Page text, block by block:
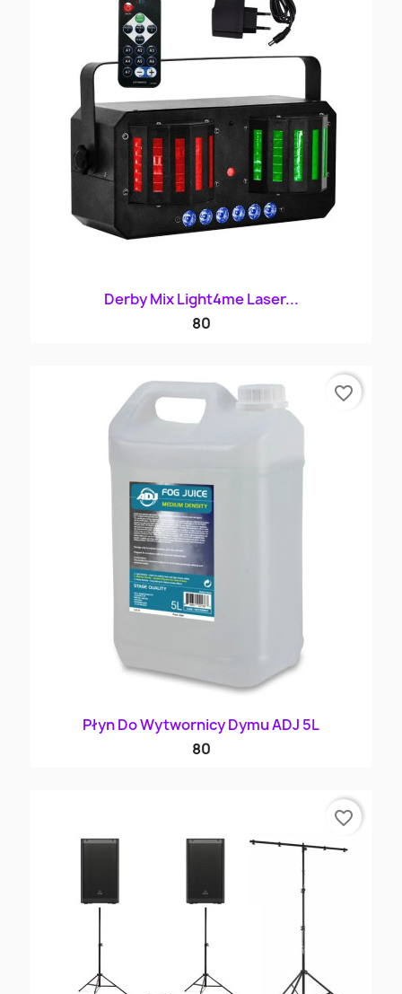
Derby Mix Light4me Laser...
80
Płyn Do Wytwornicy Dymu ADJ 5L
80
favorite_border
favorite_border